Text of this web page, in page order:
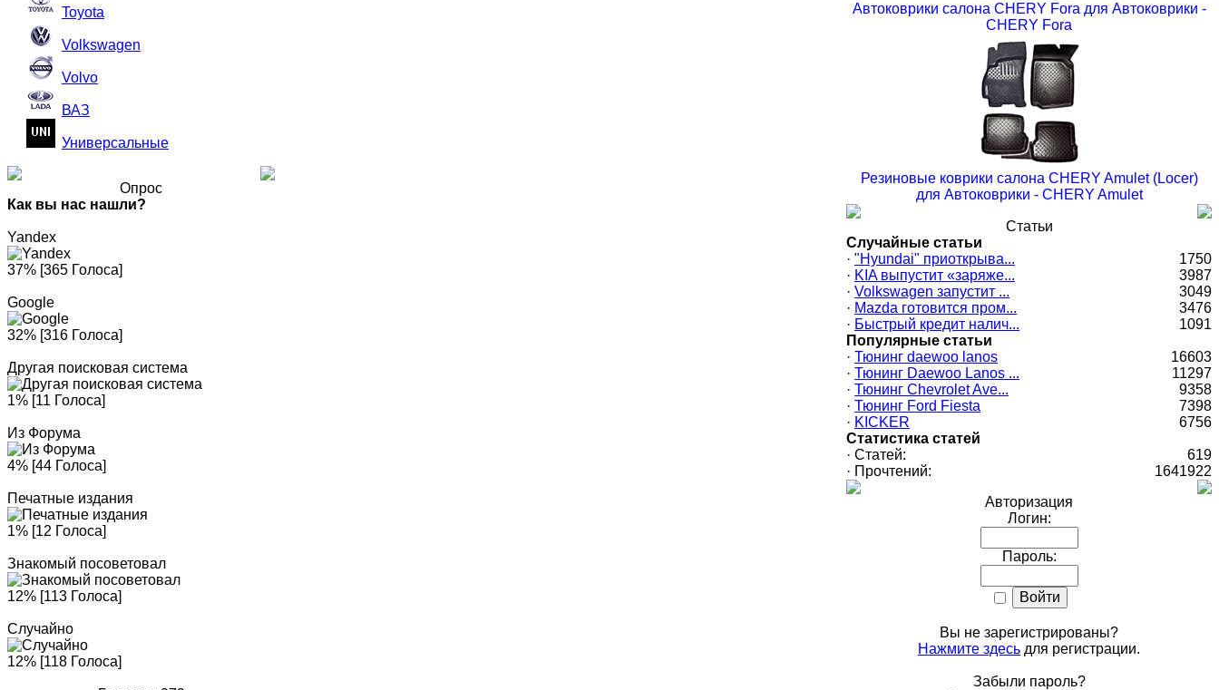
Toyota
Volkswagen
Volvo
ВАЗ
Универсальные
Опрос
Как вы нас нашли?
Yandex
37% [365 Голоса]
Google
32% [316 Голоса]
Другая поисковая система
1% [11 Голоса]
Из Форума
4% [44 Голоса]
Печатные издания
1% [12 Голоса]
Знакомый посоветовал
12% [113 Голоса]
Случайно
12% [118 Голоса]
Автоковрики салона CHERY Fora для Автоковрики -
CHERY Fora
Резиновые коврики салона CHERY Amulet (Locer)
для Автоковрики - CHERY Amulet
Статьи
Случайные статьи
· "Hyundai" приоткрыва...
1750
· KIA выпустит «заряже...
3987
· Volkswagen запустит ...
3049
· Mazda готовится пром...
3476
· Быстрый кредит налич...
1091
Популярные статьи
· Тюнинг daewoo lanos
16603
· Тюнинг Daewoo Lanos ...
11297
· Тюнинг Chevrolet Ave...
9358
· Тюнинг Ford Fiesta
7398
· KICKER
6756
Статистика статей
· Статей:
619
· Прочтений:
1641922
Авторизация
Логин:
Пароль:
Вы не зарегистрированы?
Нажмите здесь для регистрации.
Забыли пароль?